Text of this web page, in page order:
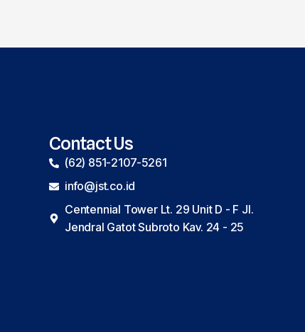
Contact Us
(62) 851-2107-5261
info@jst.co.id
Centennial Tower Lt. 29 Unit D - F Jl.
Jendral Gatot Subroto Kav. 24 - 25